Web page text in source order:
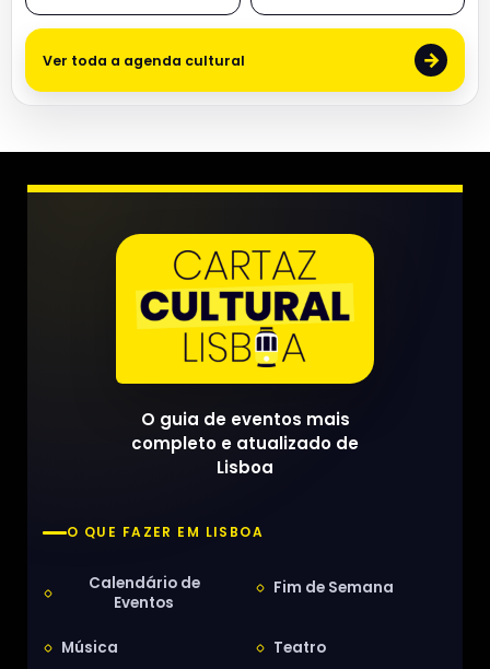
Ver toda a agenda cultural →
O guia de eventos mais
completo e atualizado de
Lisboa
O QUE FAZER EM LISBOA
Calendário de
Eventos
Fim de Semana
Música Teatro